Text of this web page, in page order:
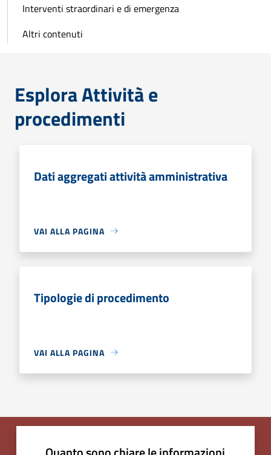
Interventi straordinari e di emergenza
Altri contenuti
Esplora Attività e
procedimenti
Dati aggregati attività amministrativa
VAI ALLA PAGINA
Tipologie di procedimento
VAI ALLA PAGINA